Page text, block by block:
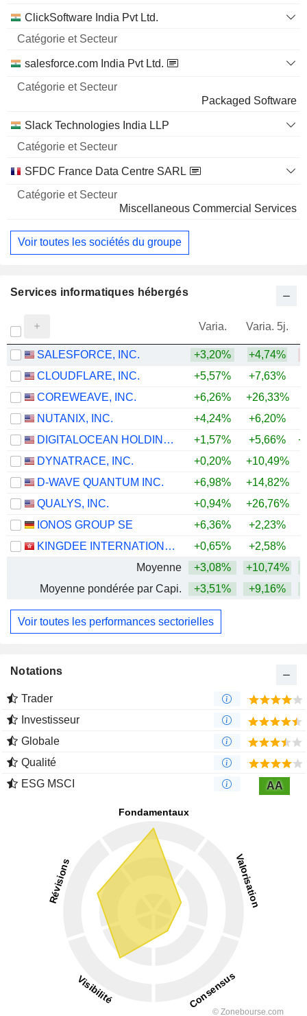
ClickSoftware India Pvt Ltd.
salesforce.com India Pvt Ltd.
Packaged Software
Slack Technologies India LLP
SFDC France Data Centre SARL
Miscellaneous Commercial Services
Voir toutes les sociétés du groupe
Services informatiques hébergés
Varia. Varia. 5j.
SALESFORCE, INC. +3,20% +4,74%
CLOUDFLARE, INC.
+5,57% +7,63%
COREWEAVE, INC.
+6,26% +26,33%
NUTANIX, INC.
+4,24% +6,20%
DIGITALOCEAN HOLDINGS, INC.
+1,57% +5,66%
DYNATRACE, INC.
+0,20% +10,49%
D-WAVE QUANTUM INC.
+6,98% +14,82%
QUALYS, INC.
+0,94% +26,76%
IONOS GROUP SE
+6,36% +2,23%
KINGDEE INTERNATIONAL SOFTWARE GROUP COMPANY LIMITED
+0,65% +2,58%
Moyenne
+3,08% +10,74%
Moyenne pondérée par Capi.
+3,51% +9,16%
Voir toutes les performances sectorielles
Notations
Trader
Investisseur
Globale
Qualité
ESG MSCI
AA